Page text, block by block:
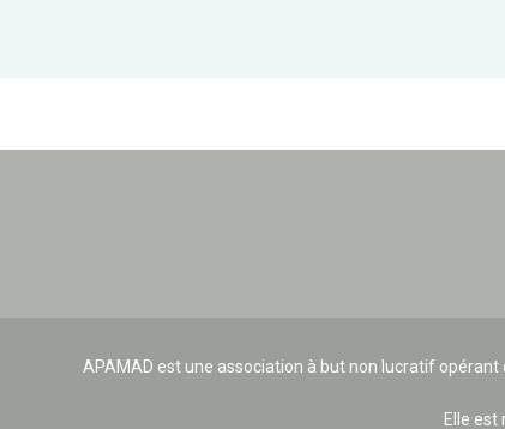
APAMAD est une association à but non lucratif
Elle est